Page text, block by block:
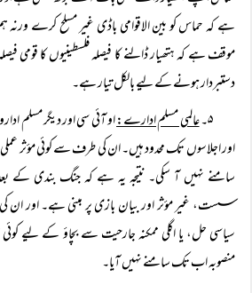
ہے کہ حماس کو بین الاقوامی باڈی غیر مسلح کرے
موقف ہے کہ ہتھیار ڈالنے کا فیصلہ فلسطینیوں کا قومی
دستبردار ہونے کے لیے بالکل تیار ہے۔
۵۔ عالمی مسلم ادارے:او آئی سی اور دیگر مسلم
اور اجلاسوں تک محدود ہیں۔ ان کی طرف سے کوئی مؤثر
سامنے نہیں آ سکی۔ نتیجہ یہ ہے کہ جنگ بندی کے بعد
سست، غیر مؤثر اور بیان بازی پر مبنی ہے۔ اور
سیاسی حل، یا اگلی ممکنہ جارحیت سے بچاؤ کے لیے
منصوبہ اب تک سامنے نہیں آیا۔